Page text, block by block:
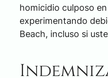
homicidio culposo
experimentando
Beach, incluso si